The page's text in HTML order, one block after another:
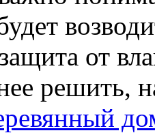
от
решить,